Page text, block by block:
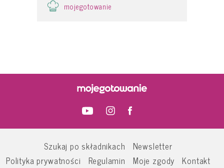
mojegotowanie
Szukaj po składnikach
Newsletter
Polityka prywatności
Regulamin Moje zgody Kontakt